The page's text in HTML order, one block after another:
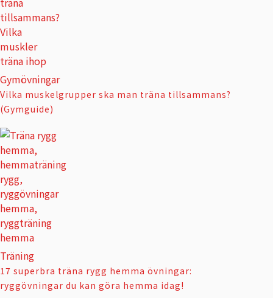
Gymövningar
Vilka muskelgrupper ska man träna tillsammans?
(Gymguide)
Träning
17 superbra träna rygg hemma övningar:
ryggövningar du kan göra hemma idag!